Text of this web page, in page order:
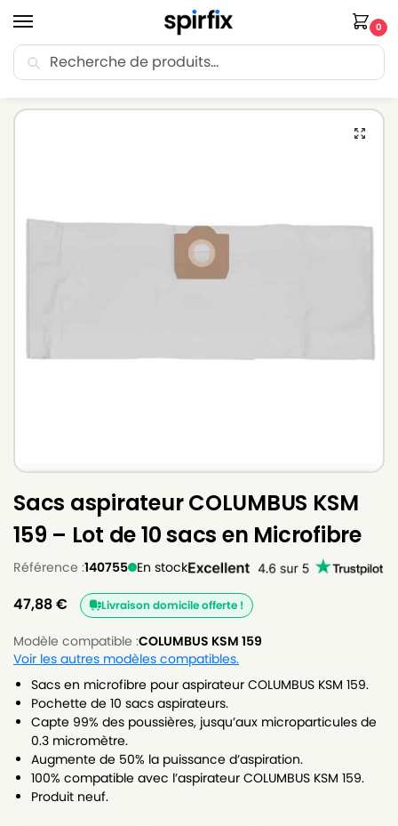
0
🚚 Livraison Point Relais offerte dès 30€ d’achat.
Sacs aspirateur COLUMBUS KSM
159 – Lot de 10 sacs en Microfibre
Référence :140755 En stock
47,88€ Livraison domicile offerte !
Modèle compatible :COLUMBUS KSM 159
Voir les autres modèles compatibles.
Sacs en microfibre pour aspirateur COLUMBUS KSM 159.
Pochette de 10 sacs aspirateurs.
Capte 99% des poussières, jusqu’aux microparticules de
0.3 micromètre.
Augmente de 50% la puissance d’aspiration.
100% compatible avec l’aspirateur COLUMBUS KSM 159.
Produit neuf.